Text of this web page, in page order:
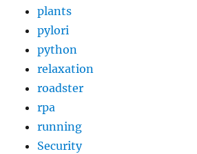
plants
pylori
python
relaxation
roadster
rpa
running
Security